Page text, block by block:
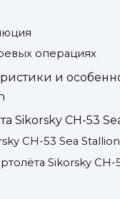
операциях
и
Sikorsky CH-53
CH-53 Sea Stallion
Sikorsky CH-